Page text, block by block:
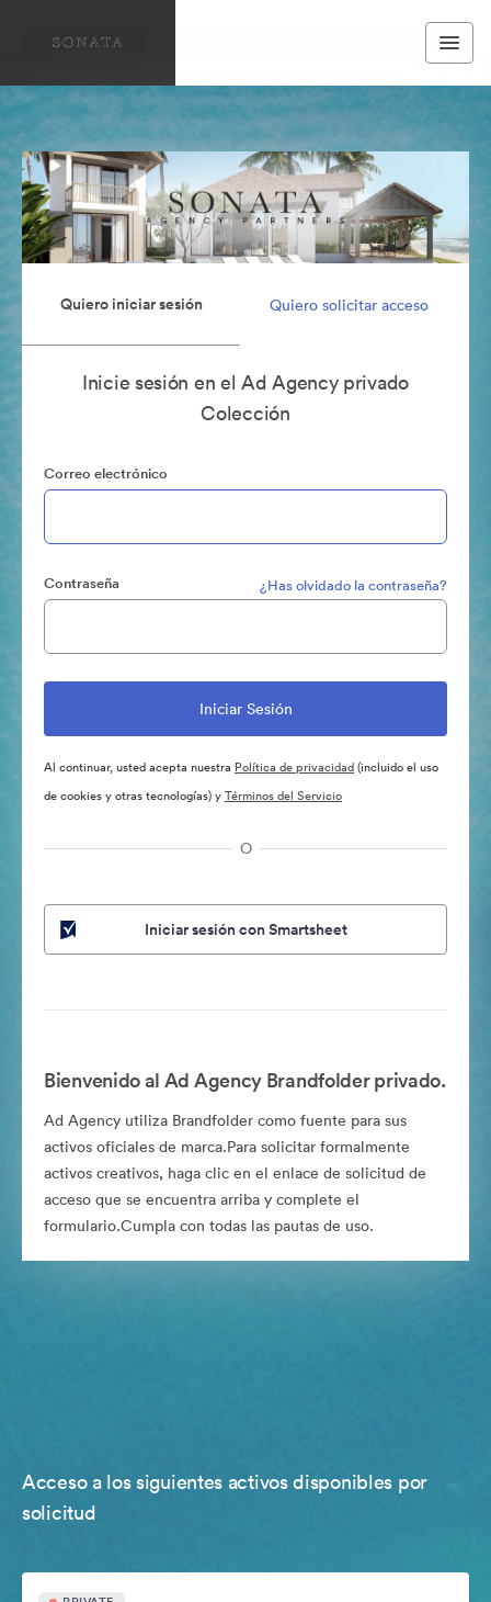
Quiero iniciar sesión Quiero solicitar acceso
Inicie sesión en el Ad Agency privado
Colección
Correo electrónico
Contraseña ¿Has olvidado la contraseña?
Al continuar, usted acepta nuestra Política de privacidad(incluido el uso
de cookies y otras tecnologías) yTérminos del Servicio
O
Iniciar sesión con Smartsheet
Bienvenido al Ad Agency Brandfolder privado.
Ad Agency utiliza Brandfolder como fuente para sus
activos oficiales de marca.Para solicitar formalmente
activos creativos, haga clic en el enlace de solicitud de
acceso que se encuentra arriba y complete el
formulario.Cumpla con todas las pautas de uso.
Acceso a los siguientes activos disponibles por
solicitud